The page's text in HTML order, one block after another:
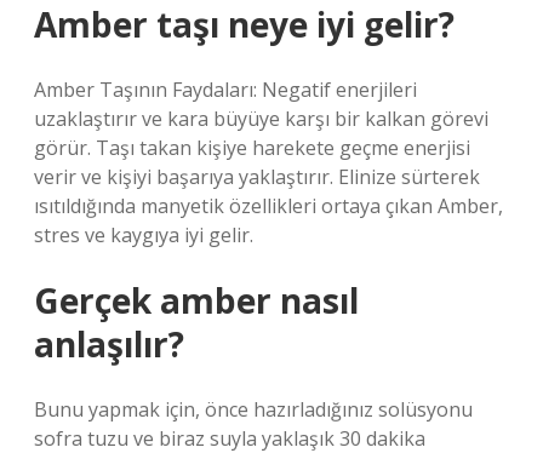
Amber taşı neye iyi gelir?
Amber Taşının Faydaları: Negatif enerjileri
uzaklaştırır ve kara büyüye karşı bir kalkan görevi
görür. Taşı takan kişiye harekete geçme enerjisi
verir ve kişiyi başarıya yaklaştırır. Elinize sürterek
ısıtıldığında manyetik özellikleri ortaya çıkan Amber,
stres ve kaygıya iyi gelir.
Gerçek amber nasıl
anlaşılır?
Bunu yapmak için, önce hazırladığınız solüsyonu
sofra tuzu ve biraz suyla yaklaşık 30 dakika